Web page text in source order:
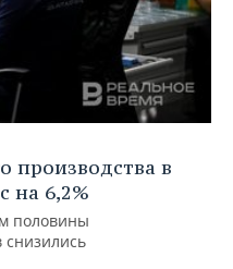
производства в
на 6,2%
половины